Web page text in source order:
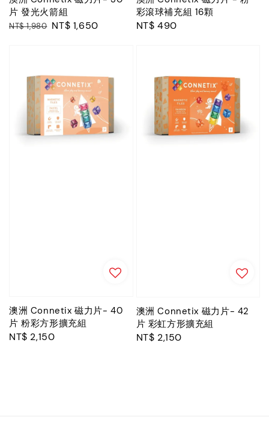
片 發光火箭組
Regular
NT$ 1,980 Sale
NT$ 1,650
彩滾球補充組 16顆
Regular
NT$ 490
澳洲 Connetix 磁力片- 40
片 粉彩方形擴充組
Regular
NT$ 2,150
澳洲 Connetix 磁力片- 42
片 彩虹方形擴充組
Regular
NT$ 2,150